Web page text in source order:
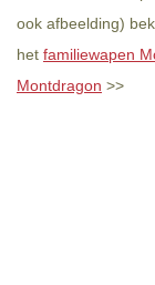
ook afbeelding)
het familiewapen
Montdragon >>